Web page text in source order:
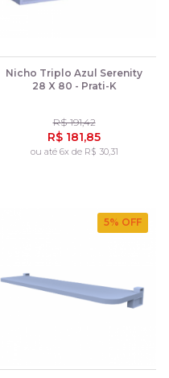
Nicho Triplo Azul Serenity
28 X 80 - Prati-K
R$ 191,42
R$ 181,85
ou até 6x de R$ 30,31
5% OFF